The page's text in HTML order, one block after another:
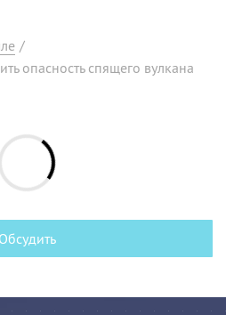
/
опасность спящего вулкана
Обсудить